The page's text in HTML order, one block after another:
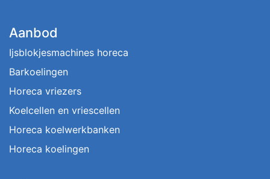
Aanbod
Ijsblokjesmachines horeca
Barkoelingen
Horeca vriezers
Koelcellen en vriescellen
Horeca koelwerkbanken
Horeca koelingen